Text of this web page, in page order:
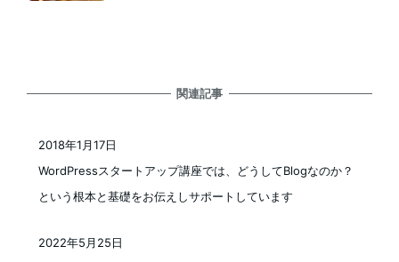
関連記事
WordPressスタートアップ講座では、どうしてBlogなのか？
という根本と基礎をお伝えしサポートしています
2018年1月17日
2022年5月25日